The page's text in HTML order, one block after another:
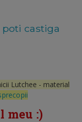
castiga
Lutchee - material
meu :)